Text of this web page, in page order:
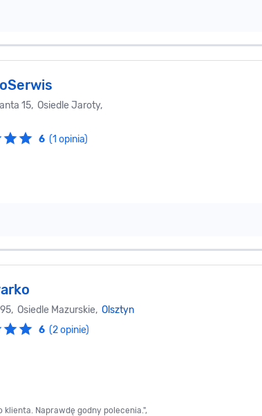
15, Osiedle Jaroty,
6 (1 opinia)
Osiedle Mazurskie, Olsztyn
6 (2 opinie)
Naprawdę godny polecenia.",